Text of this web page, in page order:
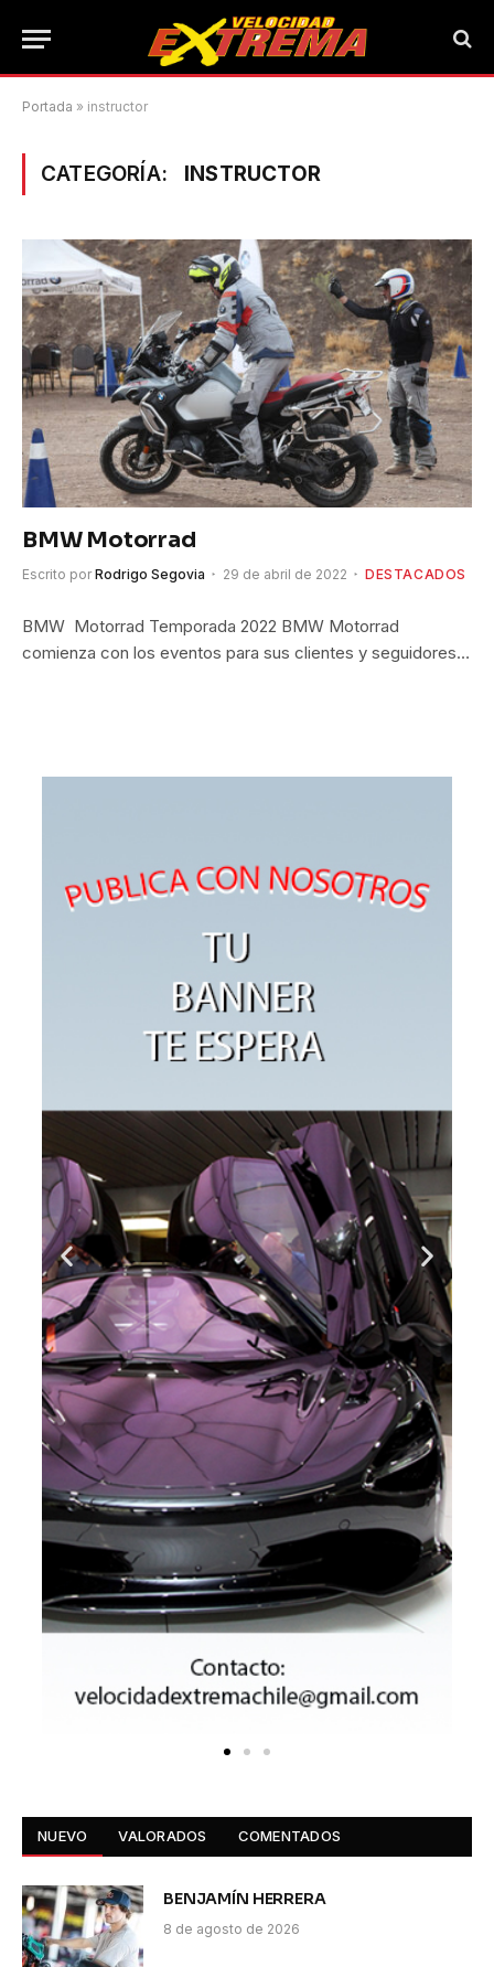
Portada » instructor
CATEGORÍA: INSTRUCTOR
BMW Motorrad
Escrito por Rodrigo Segovia 29 de abril de 2022 DESTACADOS
BMW Motorrad Temporada 2022 BMW Motorrad
comienza con los eventos para sus clientes y seguidores…
NUEVO VALORADOS COMENTADOS
BENJAMÍN HERRERA
8 de agosto de 2026